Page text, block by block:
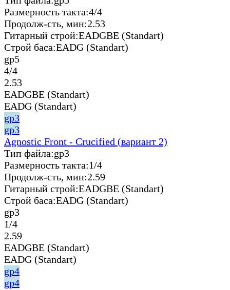
Размерность такта:4/4
Продолж-сть, мин:2.53
Гитарный строй:EADGBE (Standart)
Строй баса:EADG (Standart)
gp5
4/4
2.53
EADGBE (Standart)
EADG (Standart)
gp3
gp3
Agnostic Front - Crucified (вариант 2)
Тип файла:gp3
Размерность такта:1/4
Продолж-сть, мин:2.59
Гитарный строй:EADGBE (Standart)
Строй баса:EADG (Standart)
gp3
1/4
2.59
EADGBE (Standart)
EADG (Standart)
gp4
gp4